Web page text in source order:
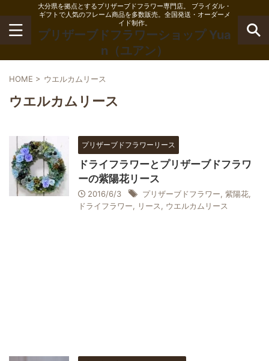
大分県を拠点とするプリザーブドフラワー専門店。 ブライダル・
ギフトで人気のフレーム商品を多数販売。全国発送・オーダーメ
イド制作。
プリザーブドフラワーショップ Yua
n（ユアン）
HOME > ウエルカムリース
ウエルカムリース
プリザーブドフラワーリース
ドライフラワーとプリザーブドフラワ
ーの紫陽花リース
2016/6/3 プリザーブドフラワー, 紫陽花,
ドライフラワー, リース, ウエルカムリース